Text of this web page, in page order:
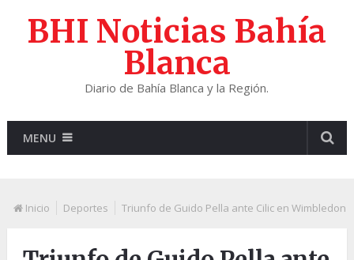
BHI Noticias Bahía
Blanca
Diario de Bahía Blanca y la Región.
MENU
Inicio Deportes Triunfo de Guido Pella ante Cilic en Wimbledon